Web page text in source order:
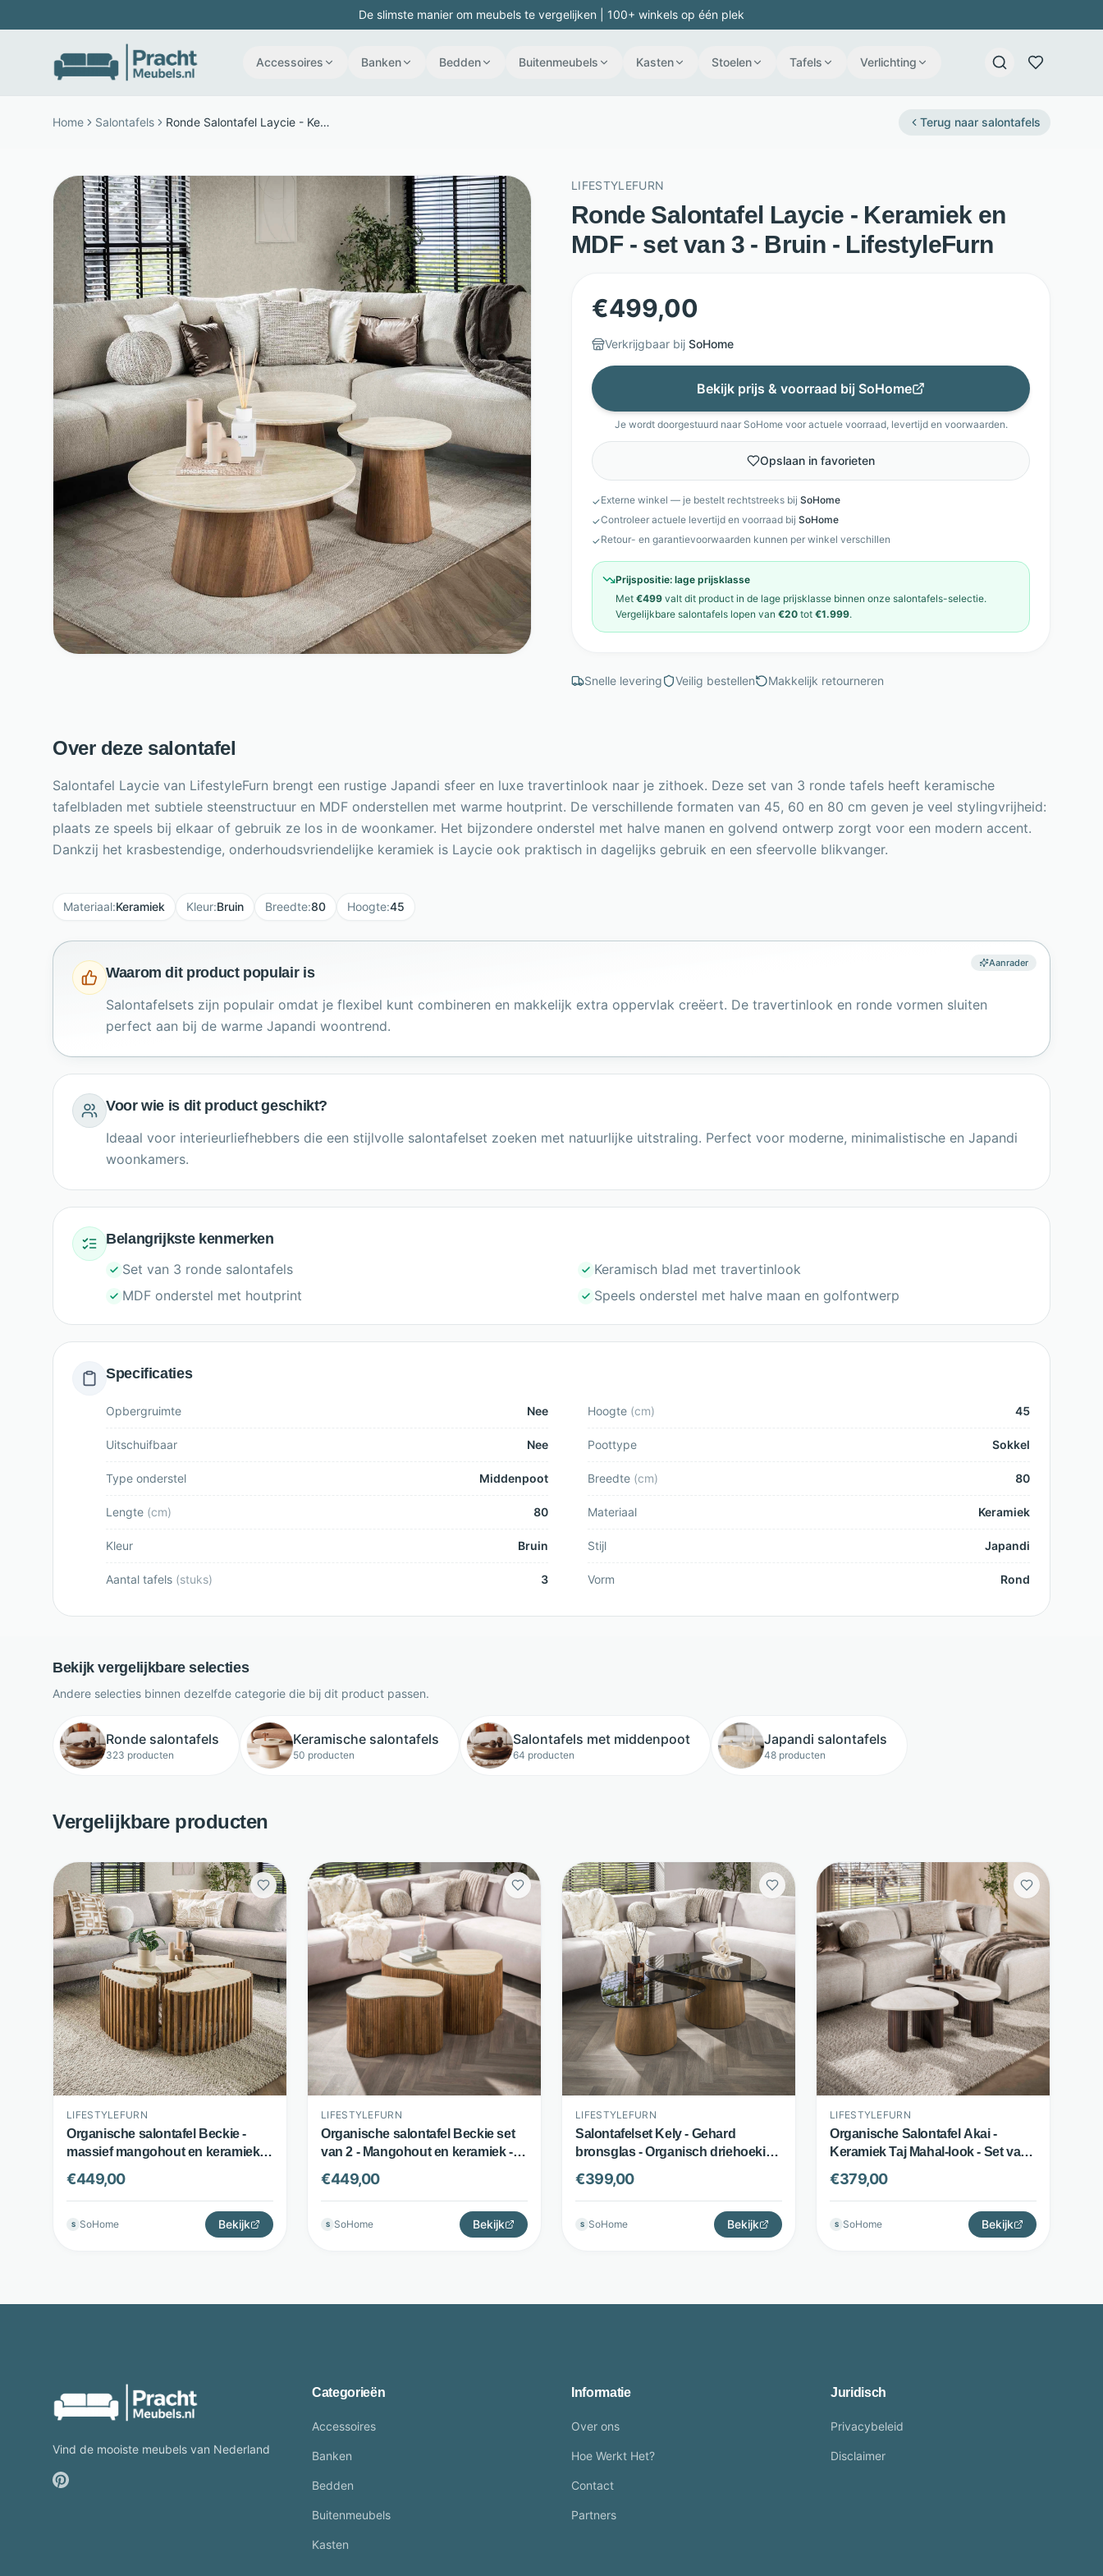
De slimste manier om meubels te vergelijken | 100+ winkels op één plek
Accessoires Banken Bedden Buitenmeubels Kasten Stoelen Tafels Verlichting
Home Salontafels Ronde Salontafel Laycie - Keramiek en MDF - set van 3 - Bruin - LifestyleFurn Terug naar salontafels
LIFESTYLEFURN
Ronde Salontafel Laycie - Keramiek en
MDF - set van 3 - Bruin - LifestyleFurn
€499,00
Verkrijgbaar bij SoHome
Bekijk prijs & voorraad bij SoHome
Je wordt doorgestuurd naar SoHomevoor actuele voorraad, levertijd en voorwaarden.
Opslaan in favorieten
✓Externe winkel — je bestelt rechtstreeks bij SoHome
✓Controleer actuele levertijd en voorraad bij SoHome
✓Retour- en garantievoorwaarden kunnen per winkel verschillen
Prijspositie: lage prijsklasse
Met €499 valt dit product in de lage prijsklasse binnen onze salontafels-selectie.
Vergelijkbare salontafels lopen van €20 tot €1.999.
Snelle levering Veilig bestellen Makkelijk retourneren
Over deze salontafel
Salontafel Laycie van LifestyleFurn brengt een rustige Japandi sfeer en luxe travertinlook naar je zithoek. Deze set van 3 ronde tafels heeft keramische
tafelbladen met subtiele steenstructuur en MDF onderstellen met warme houtprint. De verschillende formaten van 45, 60 en 80 cm geven je veel stylingvrijheid:
plaats ze speels bij elkaar of gebruik ze los in de woonkamer. Het bijzondere onderstel met halve manen en golvend ontwerp zorgt voor een modern accent.
Dankzij het krasbestendige, onderhoudsvriendelijke keramiek is Laycie ook praktisch in dagelijks gebruik en een sfeervolle blikvanger.
Materiaal:Keramiek Kleur:Bruin Breedte:80 Hoogte:45
Aanrader
Waarom dit product populair is
Salontafelsets zijn populair omdat je flexibel kunt combineren en makkelijk extra oppervlak creëert. De travertinlook en ronde vormen sluiten
perfect aan bij de warme Japandi woontrend.
Voor wie is dit product geschikt?
Ideaal voor interieurliefhebbers die een stijlvolle salontafelset zoeken met natuurlijke uitstraling. Perfect voor moderne, minimalistische en Japandi
woonkamers.
Belangrijkste kenmerken
Set van 3 ronde salontafels
Keramisch blad met travertinlook
MDF onderstel met houtprint
Speels onderstel met halve maan en golfontwerp
Specificaties
Opbergruimte Nee Hoogte (cm) 45
Uitschuifbaar Nee Poottype Sokkel
Type onderstel Middenpoot Breedte (cm) 80
Lengte (cm) 80 Materiaal Keramiek
Kleur Bruin Stijl Japandi
Aantal tafels (stuks) 3 Vorm Rond
Bekijk vergelijkbare selecties
Andere selecties binnen dezelfde categorie die bij dit product passen.
Ronde salontafels
323 producten
Keramische salontafels
50 producten
Salontafels met middenpoot
64 producten
Japandi salontafels
48 producten
Vergelijkbare producten
LIFESTYLEFURN
Organische salontafel Beckie -
massief mangohout en keramiek -
set van 3 - zandkleur -
LifestyleFurn
€449,00
S SoHome Bekijk
LIFESTYLEFURN
Organische salontafel Beckie set
van 2 - Mangohout en keramiek -
Travertin-look blad - Bruin -
LifestyleFurn
€449,00
S SoHome Bekijk
LIFESTYLEFURN
Salontafelset Kely - Gehard
bronsglas - Organisch driehoekig
design set van 2 - Bruin -
LifestyleFurn
€399,00
S SoHome Bekijk
LIFESTYLEFURN
Organische Salontafel Akai -
Keramiek Taj Mahal-look - Set van
2 - Bruin - LifestyleFurn
€379,00
S SoHome Bekijk
Vind de mooiste meubels van Nederland
Categorieën
Accessoires
Banken
Bedden
Buitenmeubels
Kasten
Informatie
Over ons
Hoe Werkt Het?
Contact
Partners
Juridisch
Privacybeleid
Disclaimer